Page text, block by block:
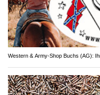
Western & Army-Shop Buchs (AG):